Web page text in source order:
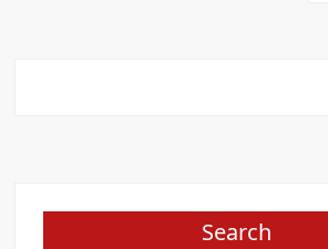
Search